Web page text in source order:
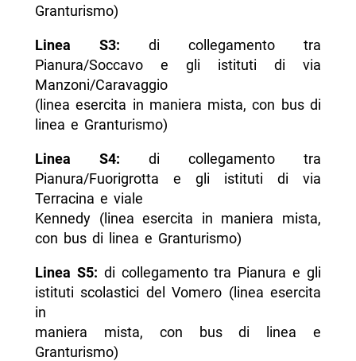
Granturismo)
Linea S3: di collegamento tra
Pianura/Soccavo e gli istituti di via
Manzoni/Caravaggio
(linea esercita in maniera mista, con bus di
linea e Granturismo)
Linea S4: di collegamento tra
Pianura/Fuorigrotta e gli istituti di via
Terracina e viale
Kennedy (linea esercita in maniera mista,
con bus di linea e Granturismo)
Linea S5: di collegamento tra Pianura e gli
istituti scolastici del Vomero (linea esercita
in
maniera mista, con bus di linea e
Granturismo)